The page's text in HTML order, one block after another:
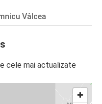
Vâlcea
cele mai actualizate